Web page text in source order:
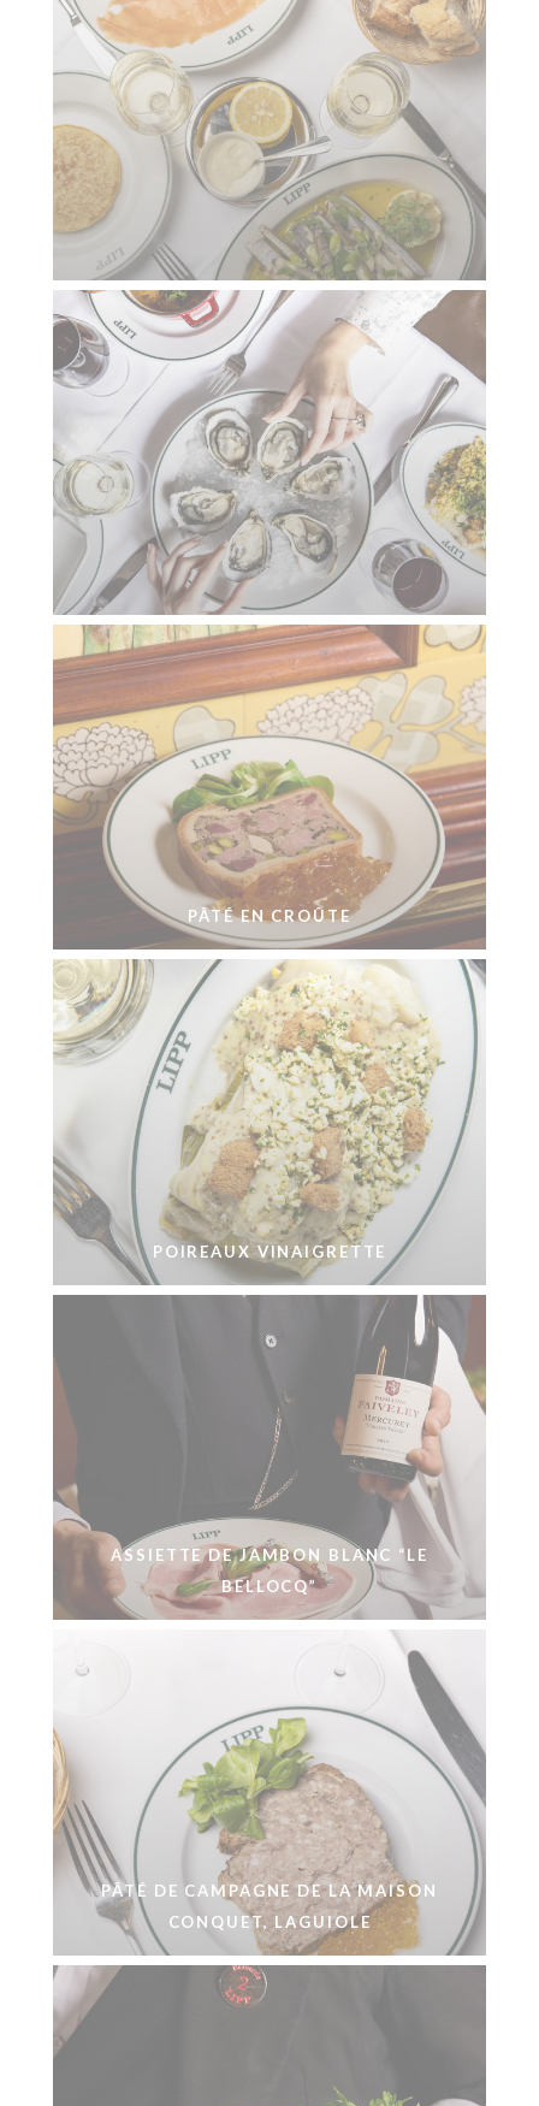
PÂTÉ EN CROÛTE
POIREAUX VINAIGRETTE
ASSIETTE DE JAMBON BLANC “LE
BELLOCQ”
PÂTÉ DE CAMPAGNE DE LA MAISON
CONQUET, LAGUIOLE